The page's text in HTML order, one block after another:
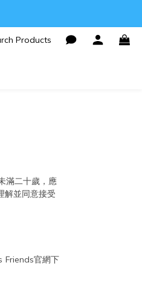
Products
滿二十歲，應
解並同意接受
Friends官網下